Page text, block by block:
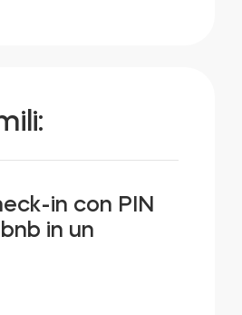
in con PIN
in un